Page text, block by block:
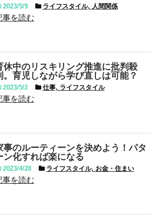
2023/5/9 ライフスタイル, 人間関係
事を読む
休中のリスキリング推進に批判殺
。育児しながら学び直しは可能？
2023/5/2 仕事, ライフスタイル
事を読む
事のルーティーンを決めよう！パタ
ン化すれば楽になる
2023/4/28 ライフスタイル, お金・住まい
事を読む